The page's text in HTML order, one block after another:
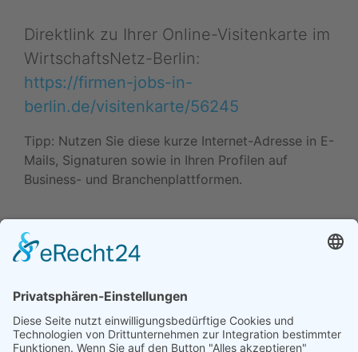
Direktlink zu Ihrer Online-Visitenkarte im
WirtschaftsNetz-Berlin:
https://firmen-jobs-in-
berlin.de/visitenkarte/56245
Tipp: Nutzen Sie diese kurze Internet-Adresse in E-
Mails, Signaturen sowie in Ihren Profilen auf
Business- und Branchenplattformen.
Daten ändern (Inhaber) •
Drucken • Änderung
vorschlagen